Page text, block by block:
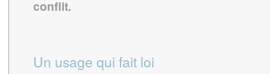
conflit.
Un usage qui fait loi